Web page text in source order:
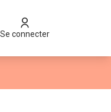
Se connecter